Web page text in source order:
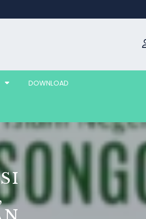
DOWNLOAD